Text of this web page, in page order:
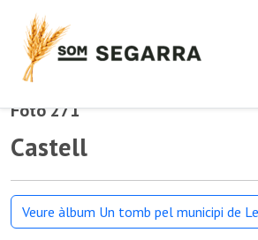
Foto 271
Castell
Veure àlbum Un tomb pel municipi de